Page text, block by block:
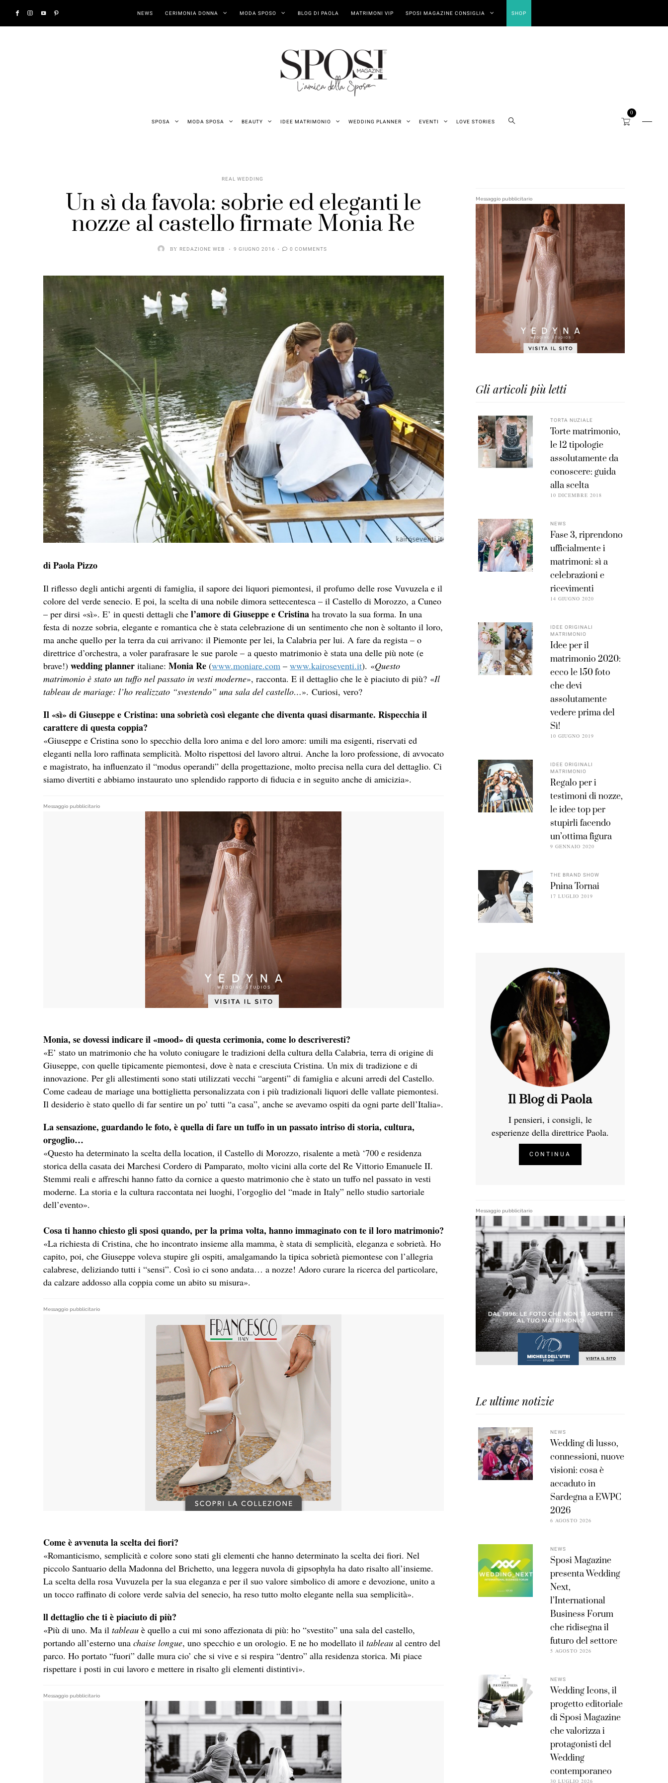
NEWS CERIMONIA DONNA MODA SPOSO BLOG DI PAOLA MATRIMONI VIP SPOSI MAGAZINE CONSIGLIA SHOP
SPOSA MODA SPOSA BEAUTY IDEE MATRIMONIO WEDDING PLANNER EVENTI LOVE STORIES
0
REAL WEDDING
Un sì da favola: sobrie ed eleganti le
nozze al castello firmate Monia Re
BY REDAZIONE WEB 9 GIUGNO 2016 0 COMMENTS
di Paola Pizzo
Il riflesso degli antichi argenti di famiglia, il sapore dei liquori piemontesi, il profumo delle rose Vuvuzela e il
colore del verde senecio. E poi, la scelta di una nobile dimora settecentesca – il Castello di Morozzo, a Cuneo
– per dirsi «sì». E’ in questi dettagli che l’amore di Giuseppe e Cristina ha trovato la sua forma. In una
festa di nozze sobria, elegante e romantica che è stata celebrazione di un sentimento che non è soltanto il loro,
ma anche quello per la terra da cui arrivano: il Piemonte per lei, la Calabria per lui. A fare da regista – o
direttrice d’orchestra, a voler parafrasare le sue parole – a questo matrimonio è stata una delle più note (e
brave!) wedding planner italiane: Monia Re (www.moniare.com – www.kairoseventi.it). «Questo
matrimonio è stato un tuffo nel passato in vesti moderne», racconta. E il dettaglio che le è piaciuto di più? «Il
tableau de mariage: l’ho realizzato “svestendo” una sala del castello…». Curiosi, vero?
Il «sì» diGiuseppe e Cristina: una sobrietà così elegante che diventa quasi disarmante. Rispecchia il
carattere di questa coppia?
«Giuseppe e Cristina sono lo specchio della loro anima e del loro amore: umili ma esigenti, riservati ed
eleganti nella loro raffinata semplicità. Molto rispettosi del lavoro altrui. Anche la loro professione, di avvocato
e magistrato, ha influenzato il “modus operandi” della progettazione, molto precisa nella cura del dettaglio. Ci
siamo divertiti e abbiamo instaurato uno splendido rapporto di fiducia e in seguito anche di amicizia».
Messaggio pubblicitario
Monia, se dovessi indicare il «mood» di questa cerimonia, come lo descriveresti?
«E’ stato un matrimonio che ha voluto coniugare le tradizioni della cultura della Calabria, terra di origine di
Giuseppe, con quelle tipicamente piemontesi, dove è nata e cresciuta Cristina. Un mix di tradizione e di
innovazione. Per gli allestimenti sono stati utilizzati vecchi “argenti” di famiglia e alcuni arredi del Castello.
Come cadeau de mariage una bottiglietta personalizzata con i più tradizionali liquori delle vallate piemontesi.
Il desiderio è stato quello di far sentire un po’ tutti “a casa”, anche se avevamo ospiti da ogni parte dell’Italia».
La sensazione, guardando le foto, è quella di fare un tuffo in un passato intriso di storia, cultura,
orgoglio…
«Questo ha determinato la scelta della location, il Castello di Morozzo, risalente a metà ‘700 e residenza
storica della casata dei Marchesi Cordero di Pamparato, molto vicini alla corte del Re Vittorio Emanuele II.
Stemmi reali e affreschi hanno fatto da cornice a questo matrimonio che è stato un tuffo nel passato in vesti
moderne. La storia e la cultura raccontata nei luoghi, l’orgoglio del “made in Italy” nello studio sartoriale
dell’evento».
Cosa ti hanno chiesto gli sposi quando, per la prima volta, hanno immaginato con te il loro matrimonio?
«La richiesta di Cristina, che ho incontrato insieme alla mamma, è stata di semplicità, eleganza e sobrietà. Ho
capito, poi, che Giuseppe voleva stupire gli ospiti, amalgamando la tipica sobrietà piemontese con l’allegria
calabrese, deliziando tutti i “sensi”. Così io ci sono andata… a nozze! Adoro curare la ricerca del particolare,
da calzare addosso alla coppia come un abito su misura».
Messaggio pubblicitario
Come è avvenuta la scelta dei fiori?
«Romanticismo, semplicità e colore sono stati gli elementi che hanno determinato la scelta dei fiori. Nel
piccolo Santuario della Madonna del Brichetto, una leggera nuvola di gipsophyla ha dato risalto all’insieme.
La scelta della rosa Vuvuzela per la sua eleganza e per il suo valore simbolico di amore e devozione, unito a
un tocco raffinato di colore verde salvia del senecio, ha reso tutto molto elegante nella sua semplicità».
ll dettaglio che ti è piaciuto di più?
«Più di uno. Ma il tableau è quello a cui mi sono affezionata di più: ho “svestito” una sala del castello,
portando all’esterno una chaise longue, uno specchio e un orologio. E ne ho modellato il tableau al centro del
parco. Ho portato “fuori” dalle mura cio’ che si vive e si respira “dentro” alla residenza storica. Mi piace
rispettare i posti in cui lavoro e mettere in risalto gli elementi distintivi».
Messaggio pubblicitario
Messaggio pubblicitario
Gli articoli più letti
TORTA NUZIALE
Torte matrimonio,
le 12 tipologie
assolutamente da
conoscere: guida
alla scelta
10 DICEMBRE 2018
NEWS
Fase 3, riprendono
ufficialmente i
matrimoni: sì a
celebrazioni e
ricevimenti
14 GIUGNO 2020
IDEE ORIGINALI
MATRIMONIO
Idee per il
matrimonio 2020:
ecco le 150 foto
che devi
assolutamente
vedere prima del
Sì!
10 GIUGNO 2019
IDEE ORIGINALI
MATRIMONIO
Regalo per i
testimoni di nozze,
le idee top per
stupirli facendo
un’ottima figura
9 GENNAIO 2020
THE BRAND SHOW
Pnina Tornai
17 LUGLIO 2019
Il Blog di Paola
I pensieri, i consigli, le
esperienze della direttrice Paola.
CONTINUA
Messaggio pubblicitario
Le ultime notizie
NEWS
Wedding di lusso,
connessioni, nuove
visioni: cosa è
accaduto in
Sardegna a EWPC
2026
6 AGOSTO 2026
NEWS
Sposi Magazine
presenta Wedding
Next,
l’International
Business Forum
che ridisegna il
futuro del settore
5 AGOSTO 2026
NEWS
Wedding Icons, il
progetto editoriale
di Sposi Magazine
che valorizza i
protagonisti del
Wedding
contemporaneo
30 LUGLIO 2026